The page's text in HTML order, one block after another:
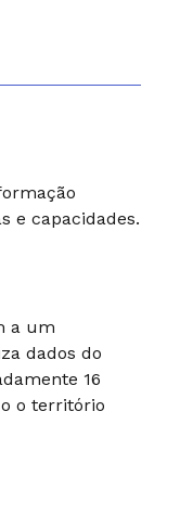
e capacidades.
a um
dados do
16
o território